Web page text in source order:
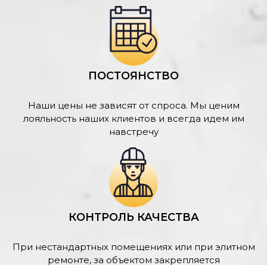
ПОСТОЯНСТВО
Наши цены не зависят от спроса. Мы ценим
лояльность наших клиентов и всегда идем им
навстречу
КОНТРОЛЬ КАЧЕСТВА
При нестандартных помещениях или при элитном
ремонте, за объектом закрепляется